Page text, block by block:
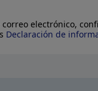
electrónico,
Declaración de